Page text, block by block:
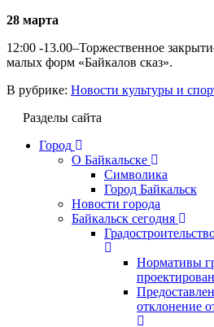
28 марта
12:00 -13.00–Торжественное
малых форм «Байкалов сказ».
В рубрике: Новости культуры и
Разделы сайта
Город
О Байкальске
Символика
Город Байкальск
Новости города
Байкальск сегодня
Нормативы
отклонение